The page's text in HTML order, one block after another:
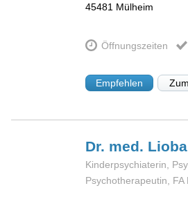
45481 Mülheim
Öffnungszeiten
Empfehlen
Dr. med. Lioba
Kinderpsychiaterin,
Psychotherapeutin, FA